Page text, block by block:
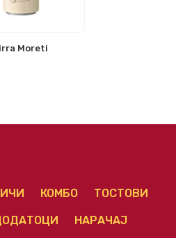
Moreti
КОМБО ТОСТОВИ
НАРАЧАЈ